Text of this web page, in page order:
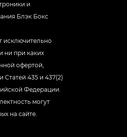
и
Блэк Бокс
исключительно
ни при каких
офертой,
435 и 437(2)
Федерации.
могут
на сайте.